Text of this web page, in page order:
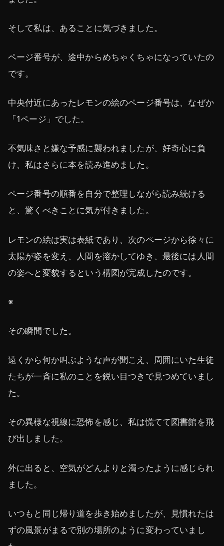
そして私は、あることに気づきました。
ページ番号が、途中からめちゃくちゃになっていたの
です。
中央付近にあったレモンの絵のページ番号は、なぜか
「1ページ」でした。
不気味さと嫌な予感に襲われましたが、好奇心に負
け、私はさらに本を読み進めました。
ページ番号の順番を自分で整理しながら読み続ける
と、驚くべきことに気が付きました。
レモンの絵は実は表紙であり、次のページから徐々に
太陽が姿を変え、人間を溶かしてゆき、最後には人間
の姿へと変貌するという構図が完成したのです。
※
その瞬間でした。
遠くから何か叫ぶような声が聞こえ、周囲にいた生徒
たちが一斉に私のことを鋭い目つきで見つめていまし
た。
その異様な視線に恐怖を感じ、私は慌てて図書館を飛
び出しました。
外に出ると、空気がどんよりと濁ったように感じられ
ました。
いつもと同じ帰り道を歩き始めましたが、見慣れたは
ずの風景がまるで別の場所のように変わっていまし